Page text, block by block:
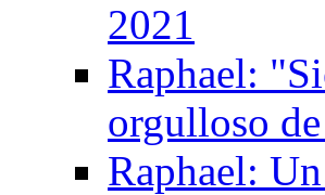
2021
Raphael:
orgulloso
Raphael: